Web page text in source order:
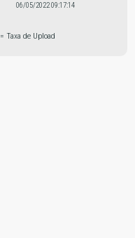
06/05/2022 09:17:14
= Taxa de Upload